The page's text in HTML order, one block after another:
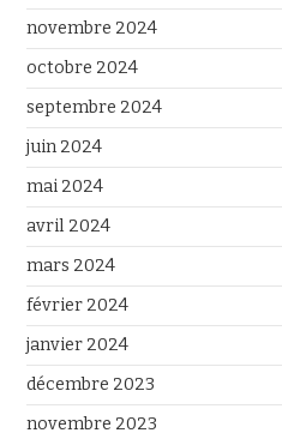
novembre 2024
octobre 2024
septembre 2024
juin 2024
mai 2024
avril 2024
mars 2024
février 2024
janvier 2024
décembre 2023
novembre 2023